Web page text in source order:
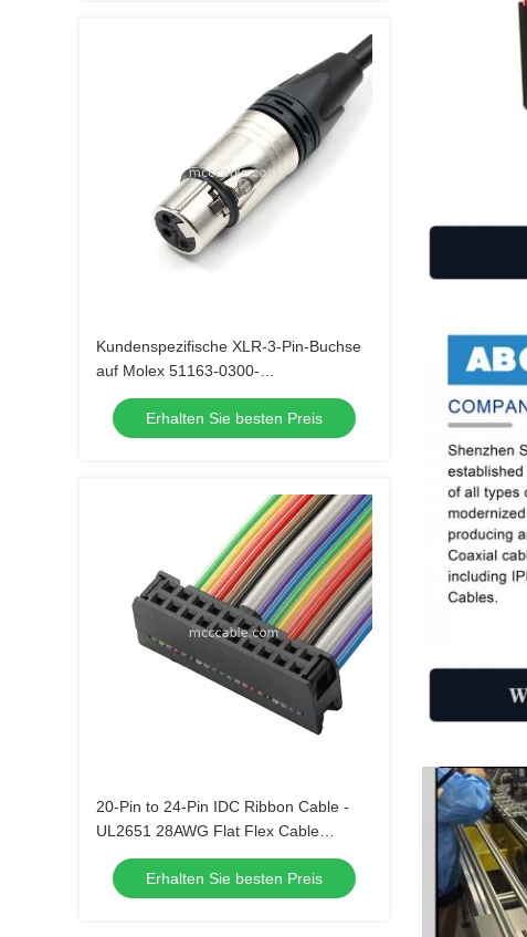
Kundenspezifische XLR-3-Pin-Buchse
auf Molex 51163-0300-
Kabelbaugruppe | Neutrik NC3FXX |
20AWG UL2464
Erhalten Sie besten Preis
20-Pin to 24-Pin IDC Ribbon Cable -
UL2651 28AWG Flat Flex Cable
Assembly
Erhalten Sie besten Preis